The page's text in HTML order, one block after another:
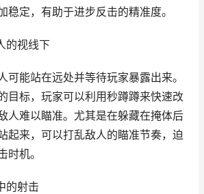
稳定，有助于进步反击的精准度。
的视线下
可能站在远处并等待玩家暴露出来。
目标，玩家可以利用秒蹲蹲来快速改
人难以瞄准。尤其是在躲藏在掩体后
起来，可以打乱敌人的瞄准节奏，迫
时机。
的射击